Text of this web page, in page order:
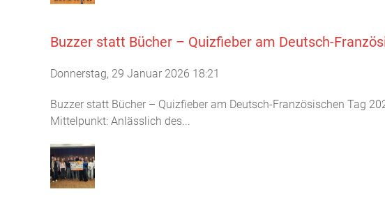
Buzzer statt Bücher – Quizfieber am Deutsch-
Donnerstag, 29 Januar 2026 18:21
Buzzer statt Bücher – Quizfieber am Deutsch-Französischen Tag
Mittelpunkt: Anlässlich des...